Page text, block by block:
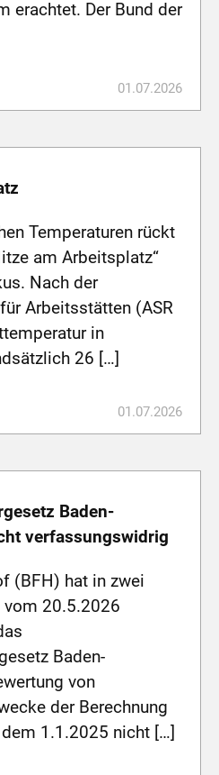
erachtet. Der Bund der
01.07.2026
Temperaturen rückt
am Arbeitsplatz“
Nach der
Arbeitsstätten (ASR
in
26 […]
01.07.2026
Baden-
verfassungswidrig
(BFH) hat in zwei
20.5.2026
Baden-
von
der Berechnung
1.1.2025 nicht […]